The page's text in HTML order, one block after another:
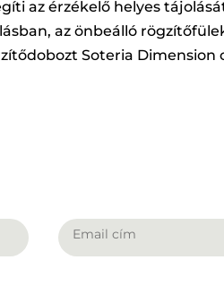
az érzékelő helyes
az önbeálló
Soteria Dimension